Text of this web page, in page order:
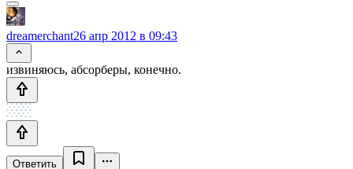
dreamerchant26 апр 2012 в 09:43
извиняюсь, абсорберы, конечно.
Ответить